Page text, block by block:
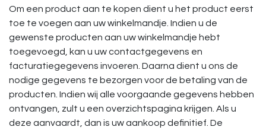
Om een product aan te kopen dient u het product eerst
toe te voegen aan uw winkelmandje. Indien u de
gewenste producten aan uw winkelmandje hebt
toegevoegd, kan u uw contactgegevens en
facturatiegegevens invoeren. Daarna dient u ons de
nodige gegevens te bezorgen voor de betaling van de
producten. Indien wij alle voorgaande gegevens hebben
ontvangen, zult u een overzichtspagina krijgen. Als u
deze aanvaardt, dan is uw aankoop definitief. De